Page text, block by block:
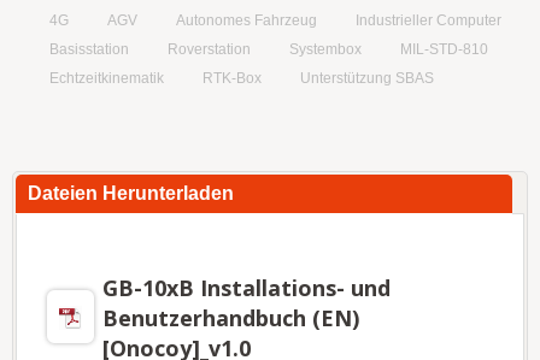
4G
AGV Autonomes Fahrzeug
Industrieller Computer
Basisstation
Roverstation Systembox
MIL-STD-810
Echtzeitkinematik
RTK-Box Unterstützung SBAS
Dateien Herunterladen
GB-10xB Installations- und
Benutzerhandbuch (EN)
[Onocoy]_v1.0